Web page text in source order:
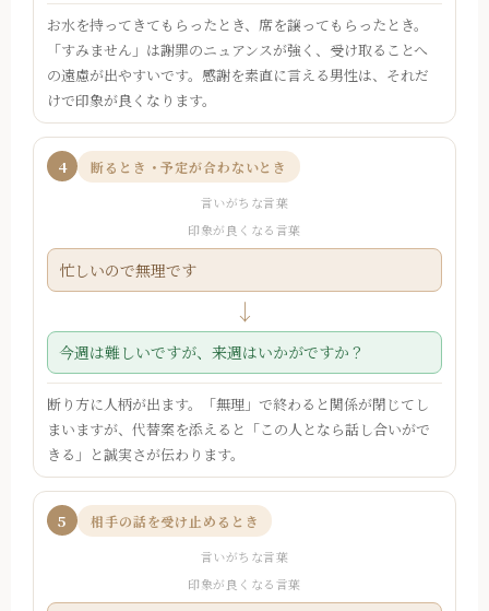
お水を持ってきてもらったとき、席を譲ってもらったとき。
「すみません」は謝罪のニュアンスが強く、受け取ることへ
の遠慮が出やすいです。感謝を素直に言える男性は、それだ
けで印象が良くなります。
4 断るとき・予定が合わないとき
言いがちな言葉
印象が良くなる言葉
忙しいので無理です
↓
今週は難しいですが、来週はいかがですか？
断り方に人柄が出ます。「無理」で終わると関係が閉じてし
まいますが、代替案を添えると「この人となら話し合いがで
きる」と誠実さが伝わります。
5 相手の話を受け止めるとき
言いがちな言葉
印象が良くなる言葉